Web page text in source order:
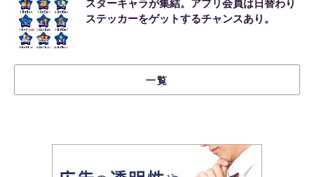
スターキャラが集結。アプリ会員は日替わり
ステッカーをゲットするチャンスあり。
一覧